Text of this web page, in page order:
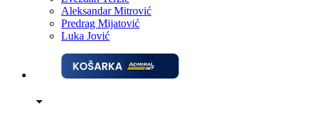
Aleksandar Mitrović
Predrag Mijatović
Luka Jović